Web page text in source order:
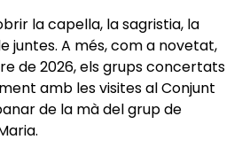
la capella, la sagristia, la
juntes. A més, com a novetat,
de 2026, els grups concertats
amb les visites al Conjunt
de la mà del grup de